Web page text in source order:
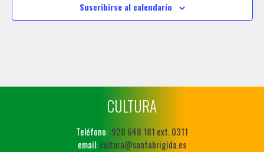
Suscribirse al calendario
CULTURA
Teléfono: 928 648 181 ext. 0311
email:cultura@santabrigida.es